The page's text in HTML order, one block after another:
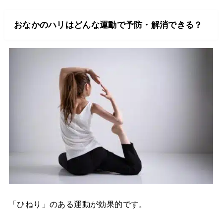
おなかのハリはどんな運動で予防・解消できる？
「ひねり」のある運動が効果的です。